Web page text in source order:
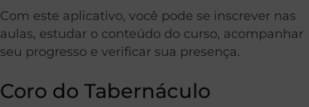
Com este aplicativo, você pode se inscrever nas
aulas, estudar o conteúdo do curso, acompanhar
seu progresso e verificar sua presença.
Coro do Tabernáculo